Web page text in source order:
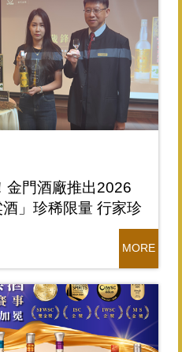
金門酒廠推出2026
」珍稀限量 行家珍
MORE